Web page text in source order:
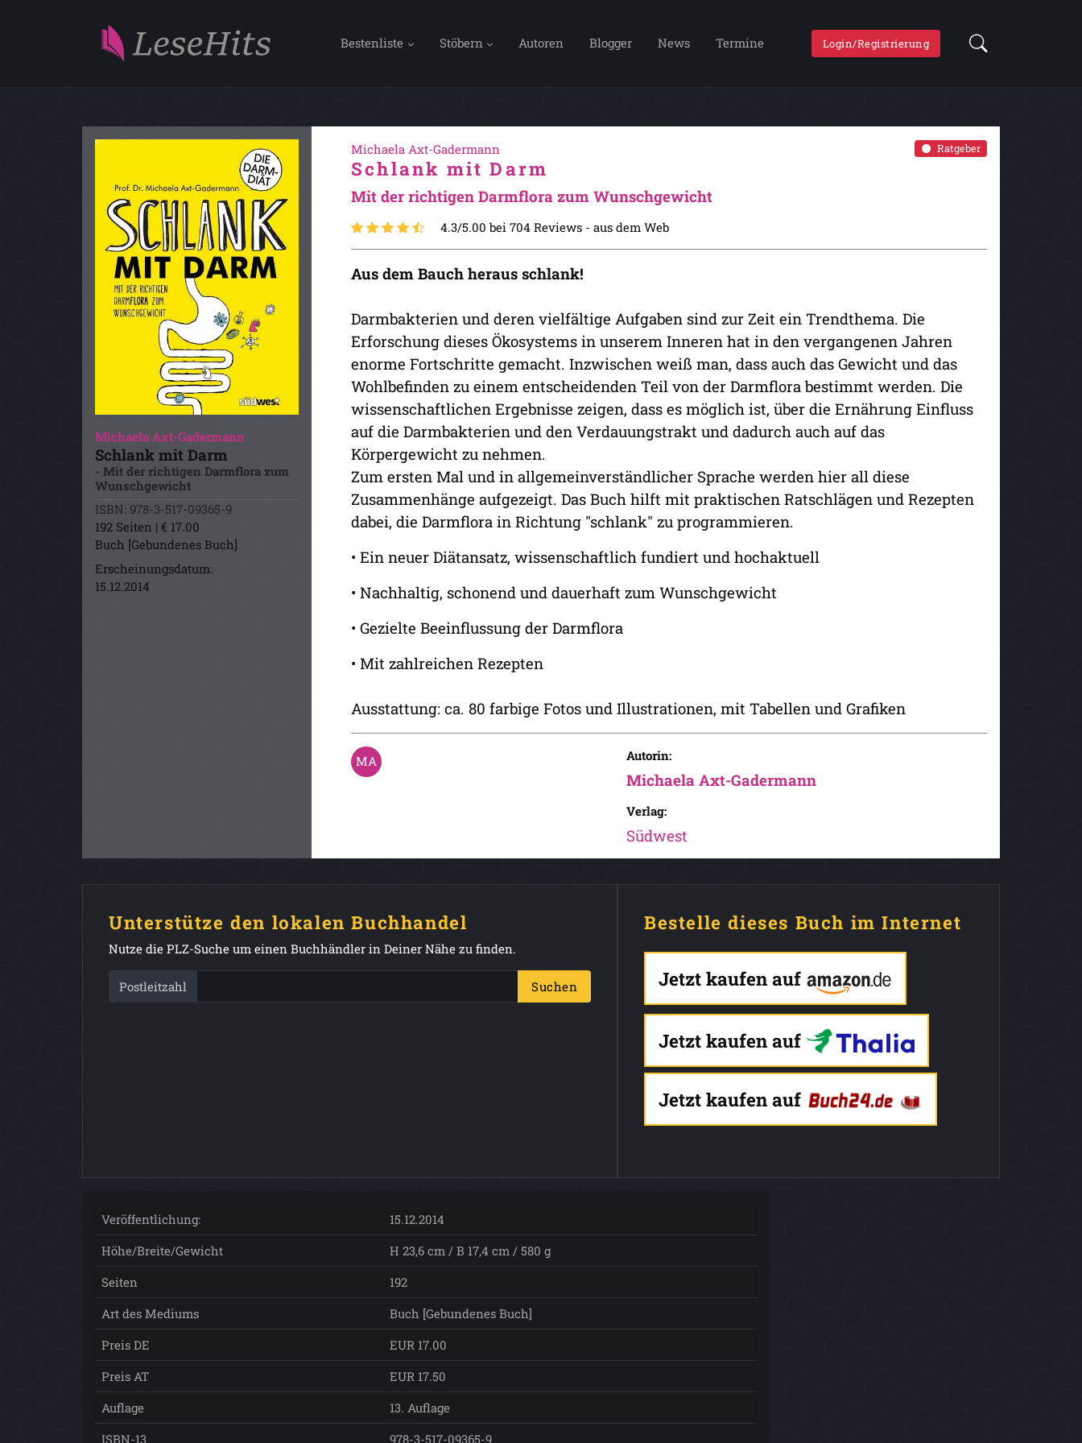
Bestenliste Stöbern Autoren Blogger News Termine Login/Registrierung
Michaela Axt-Gadermann
Schlank mit Darm
- Mit der richtigen Darmflora zum
Wunschgewicht
ISBN: 978-3-517-09365-9
192 Seiten | € 17.00
Buch [Gebundenes Buch]
Erscheinungsdatum:
15.12.2014
Ratgeber
Michaela Axt-Gadermann
Schlank mit Darm
Mit der richtigen Darmflora zum Wunschgewicht
4.3/5.00 bei 704 Reviews - aus dem Web
Aus dem Bauch heraus schlank!
Darmbakterien und deren vielfältige Aufgaben sind zur Zeit ein Trendthema. Die
Erforschung dieses Ökosystems in unserem Inneren hat in den vergangenen Jahren
enorme Fortschritte gemacht. Inzwischen weiß man, dass auch das Gewicht und das
Wohlbefinden zu einem entscheidenden Teil von der Darmflora bestimmt werden. Die
wissenschaftlichen Ergebnisse zeigen, dass es möglich ist, über die Ernährung Einfluss
auf die Darmbakterien und den Verdauungstrakt und dadurch auch auf das
Körpergewicht zu nehmen.
Zum ersten Mal und in allgemeinverständlicher Sprache werden hier all diese
Zusammenhänge aufgezeigt. Das Buch hilft mit praktischen Ratschlägen und Rezepten
dabei, die Darmflora in Richtung "schlank" zu programmieren.
• Ein neuer Diätansatz, wissenschaftlich fundiert und hochaktuell
• Nachhaltig, schonend und dauerhaft zum Wunschgewicht
• Gezielte Beeinflussung der Darmflora
• Mit zahlreichen Rezepten
Ausstattung: ca. 80 farbige Fotos und Illustrationen, mit Tabellen und Grafiken
Autorin:
Michaela Axt-Gadermann
Verlag:
Südwest
Unterstütze den lokalen Buchhandel
Nutze die PLZ-Suche um einen Buchhändler in Deiner Nähe zu finden.
Postleitzahl Suchen
Bestelle dieses Buch im Internet
Jetzt kaufen auf
Jetzt kaufen auf
Jetzt kaufen auf
Veröffentlichung:
15.12.2014
Höhe/Breite/Gewicht
H 23,6 cm / B 17,4 cm / 580 g
Seiten
192
Art des Mediums
Buch [Gebundenes Buch]
Preis DE
EUR 17.00
Preis AT
EUR 17.50
Auflage
13. Auflage
ISBN-13
978-3-517-09365-9